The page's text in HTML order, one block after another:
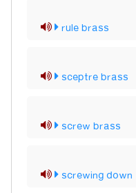
rule brass
sceptre brass
screw brass
screwing down